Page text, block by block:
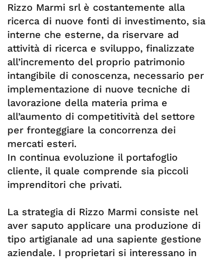
Rizzo Marmi srl è costantemente alla
ricerca di nuove fonti di investimento, sia
interne che esterne, da riservare ad
attività di ricerca e sviluppo, finalizzate
all’incremento del proprio patrimonio
intangibile di conoscenza, necessario per
implementazione di nuove tecniche di
lavorazione della materia prima e
all’aumento di competitività del settore
per fronteggiare la concorrenza dei
mercati esteri.
In continua evoluzione il portafoglio
cliente, il quale comprende sia piccoli
imprenditori che privati.
La strategia di Rizzo Marmi consiste nel
aver saputo applicare una produzione di
tipo artigianale ad una sapiente gestione
aziendale. I proprietari si interessano in